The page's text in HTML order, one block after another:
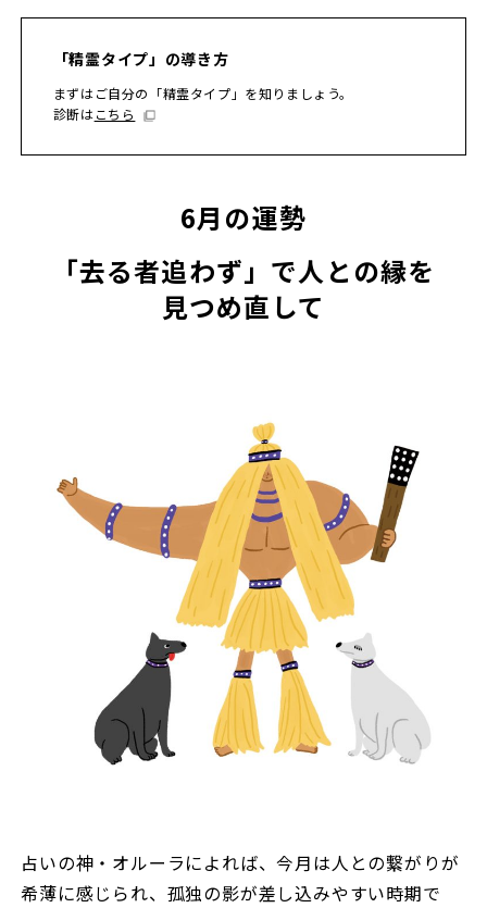
「精霊タイプ」の導き方
まずはご自分の「精霊タイプ」を知りましょう。
診断はこちら
6月の運勢
「去る者追わず」で人との縁を
見つめ直して
占いの神・オルーラによれば、今月は人との繋がりが
希薄に感じられ、孤独の影が差し込みやすい時期で